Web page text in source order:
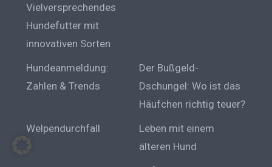
Vielversprechendes
Hundefutter mit
innovativen Sorten
Hundeanmeldung:
Zahlen & Trends
Der Bußgeld-
Dschungel: Wo ist das
Häufchen richtig teuer?
Welpendurchfall
Leben mit einem
älteren Hund